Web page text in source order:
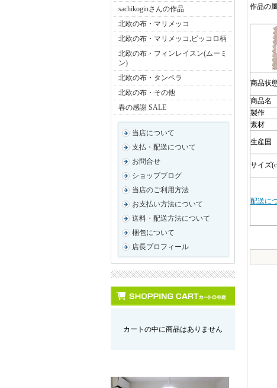
sachikoginさんの作品
北欧の布・マリメッコ
北欧の布・マリメッコ,ピッコロ柄
北欧の布・フィンレイスン(ムーミ
ン)
北欧の布・タンペラ
北欧の布・その他
春の感謝 SALE
当店について
支払・配送について
お問合せ
ショップブログ
当店のご利用方法
お支払い方法について
送料・配送方法について
梱包について
店長プロフィール
カートの中に商品はありません
作品の
商品状
商品名
製作
素材
生産国
サイズ
配送に